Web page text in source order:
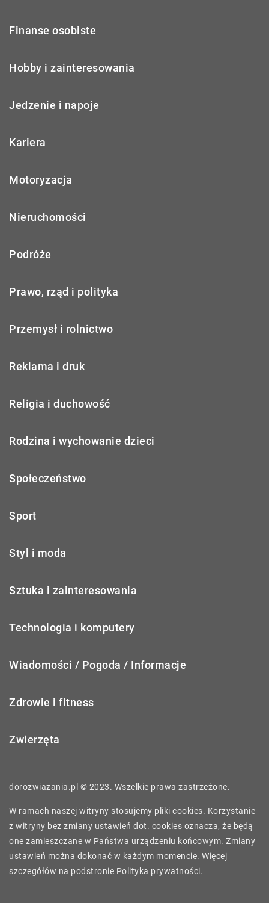
Finanse osobiste
Hobby i zainteresowania
Jedzenie i napoje
Kariera
Motoryzacja
Nieruchomości
Podróże
Prawo, rząd i polityka
Przemysł i rolnictwo
Reklama i druk
Religia i duchowość
Rodzina i wychowanie dzieci
Społeczeństwo
Sport
Styl i moda
Sztuka i zainteresowania
Technologia i komputery
Wiadomości / Pogoda / Informacje
Zdrowie i fitness
Zwierzęta
dorozwiazania.pl © 2023. Wszelkie prawa zastrzeżone.
W ramach naszej witryny stosujemy pliki cookies. Korzystanie
z witryny bez zmiany ustawień dot. cookies oznacza, że będą
one zamieszczane w Państwa urządzeniu końcowym. Zmiany
ustawień można dokonać w każdym momencie. Więcej
szczegółów na podstronie Polityka prywatności.